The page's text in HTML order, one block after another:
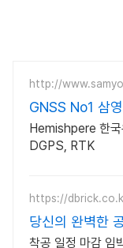
http://
GNSS No1 삼
Hemishpere 한
DGPS, RTK
https://
당신의 완벽한
착공 일정 마감 임